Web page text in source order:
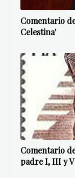
Comentario
Celestina'
Comentario
padre I, III y